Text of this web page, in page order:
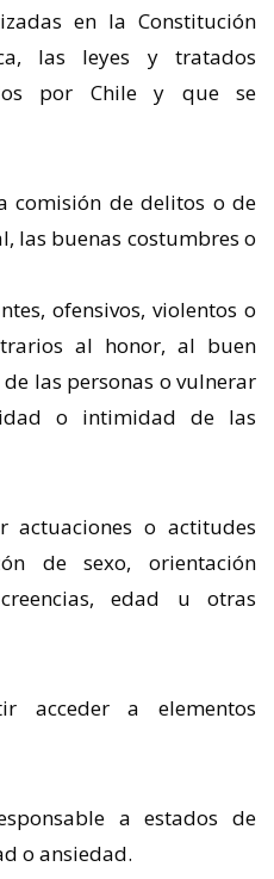
en la Constitución
las leyes y tratados
por Chile y que se
comisión de delitos o de
las buenas costumbres o
ofensivos, violentos o
al honor, al buen
las personas o vulnerar
o intimidad de las
actuaciones o actitudes
de sexo, orientación
edad u otras
acceder a elementos
a estados de
o ansiedad.